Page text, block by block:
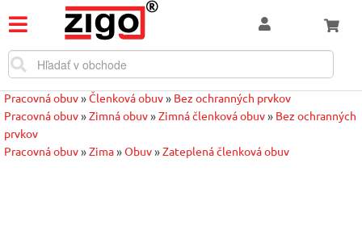
Pracovná obuv»Členková obuv» Bez ochranných prvkov
Pracovná obuv»Zimná obuv»Zimná členková obuv» Bez ochranných
prvkov
Pracovná obuv»Zima»Obuv»Zateplená členková obuv